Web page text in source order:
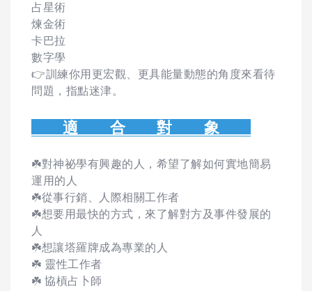
占星術
煉金術
卡巴拉
數字學
👉訓練你用更宏觀、更具能量動態的角度來看待
問題，指點迷津。
適 合 對 象
☘️對神祕學有興趣的人，希望了解如何實地簡易
運用的人
☘️從事行銷、人際相關工作者
☘️想要用最快的方式，來了解對方及事件發展的
人
☘️想讓塔羅牌成為專業的人
☘️ 靈性工作者
☘️ 協槓占卜師